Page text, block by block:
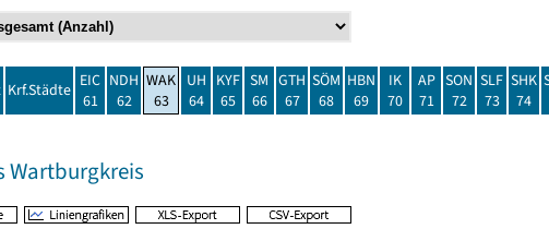
Krf.Städte EIC
61
NDH
62
WAK
63
UH
64
KYF
65
SM
66
GTH
67
SÖM
68
HBN
69
IK
70
AP
71
SON
72
SLF
73
SHK
74
Wartburgkreis